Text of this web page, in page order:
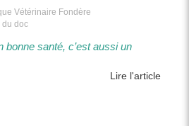
Vétérinaire Fondère
du doc
bonne santé, c’est aussi un
Lire l'article